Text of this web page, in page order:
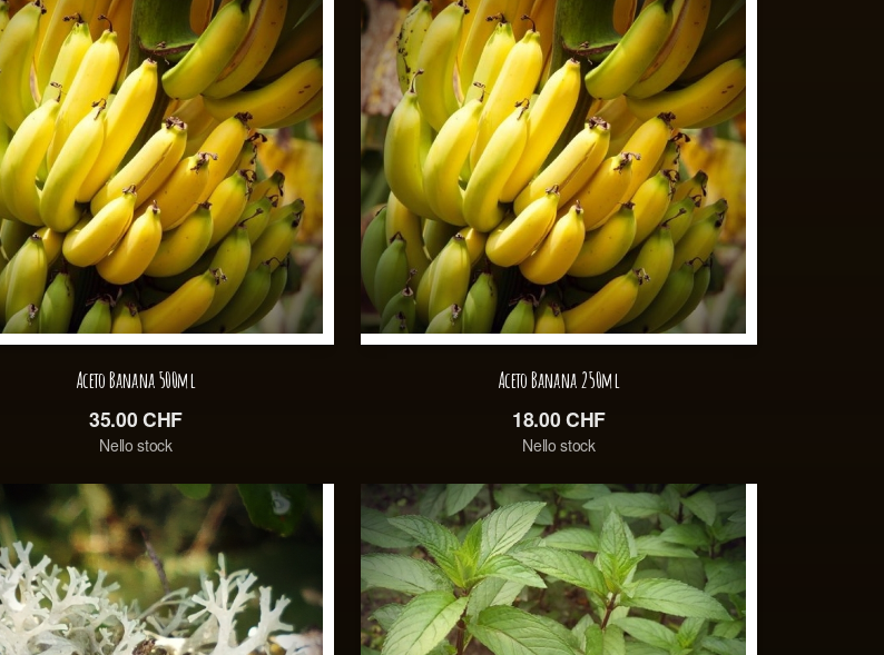
Aceto Banana 500ml
35.00 CHF
Nello stock
Aceto Banana 250ml
18.00 CHF
Nello stock